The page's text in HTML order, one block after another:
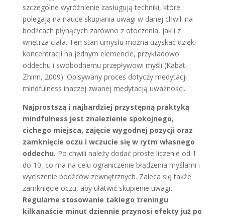
szczególne wyróżnienie zasługują techniki, które
polegają na nauce skupiania uwagi w danej chwili na
bodźcach płynących zarówno z otoczenia, jak i z
wnętrza ciała. Ten stan umysłu można uzyskać dzięki
koncentracji na jednym elemencie, przykładowo
oddechu i swobodnemu przepływowi myśli (Kabat-
Zhinn, 2009). Opisywany proces dotyczy medytacji
mindfulness inaczej zwanej medytacją uważności.
Najprostszą i najbardziej przystępną praktyką
mindfulness jest znalezienie spokojnego,
cichego miejsca, zajęcie wygodnej pozycji oraz
zamknięcie oczu i wczucie się w rytm własnego
oddechu. Po chwili należy dodać proste liczenie od 1
do 10, co ma na celu ograniczenie błądzenia myślami i
wyciszenie bodźców zewnętrznych. Zaleca się także
zamknięcie oczu, aby ułatwić skupienie uwagi.
Regularne stosowanie takiego treningu
kilkanaście minut dziennie przynosi efekty już po